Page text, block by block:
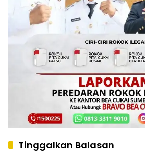
Tinggalkan Balasan